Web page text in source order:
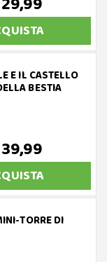
E IL CASTELLO
BESTIA
TORRE DI